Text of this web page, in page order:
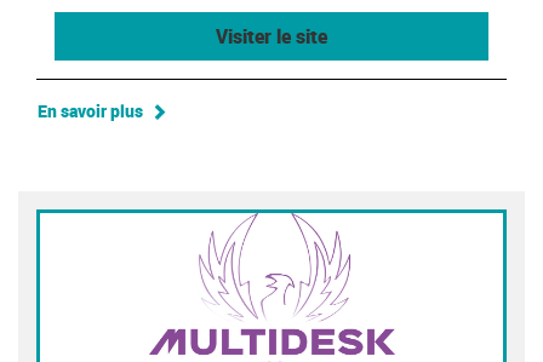
Visiter le site
En savoir plus